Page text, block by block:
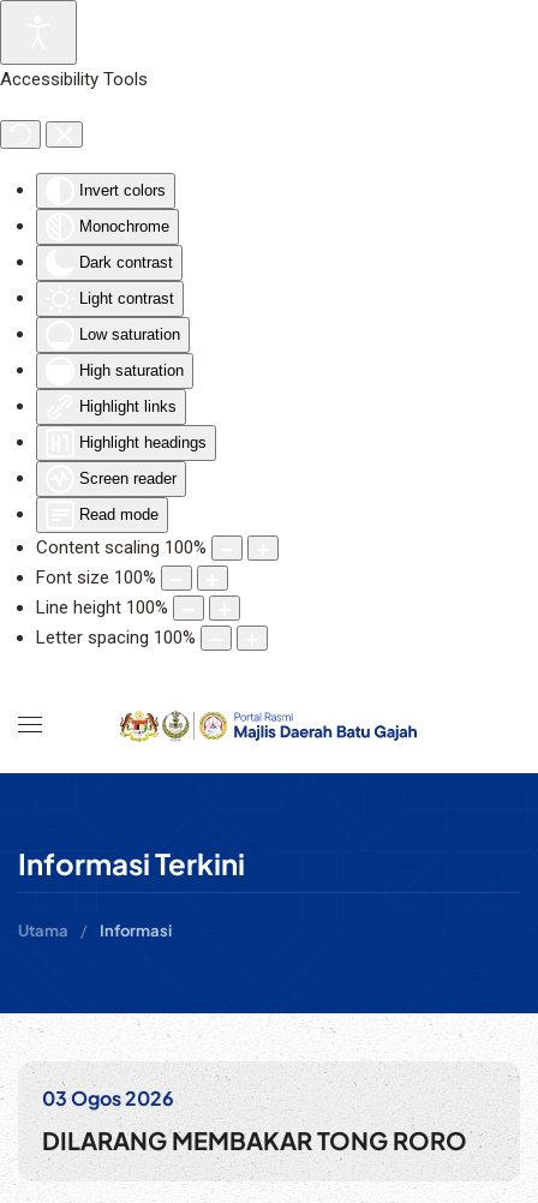
Accessibility Tools
Invert colors
Monochrome
Dark contrast
Light contrast
Low saturation
High saturation
Highlight links
Highlight headings
Screen reader
Read mode
Content scaling 100%
Font size 100%
Line height 100%
Letter spacing 100%
Informasi Terkini
Utama Informasi
03 Ogos 2026
DILARANG MEMBAKAR TONG RORO